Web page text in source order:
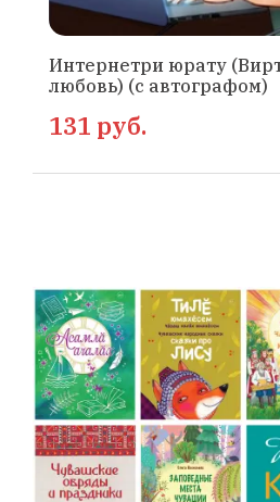
Интернетри юрату
любовь) (с автографом)
131 руб.